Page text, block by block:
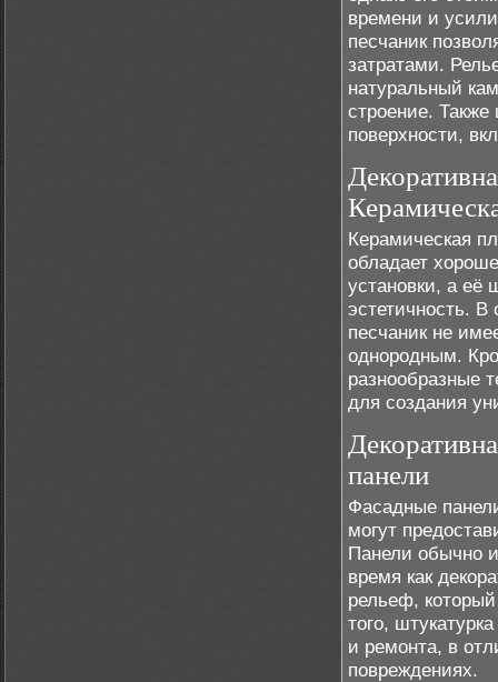
времени и
песчаник
затратами.
натуральный
строение.
поверхности,
Керамическая
обладает
установки, а её
эстетичность. В
песчаник не
однородным.
разнообразные
для создания
панели
Фасадные
могут
Панели обычно
время как
рельеф,
того,
и ремонта, в
повреждениях.